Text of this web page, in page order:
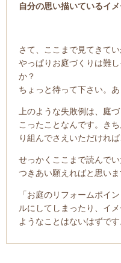
自分の思い描いているイ
さて、ここまで見てきてい
やっぱりお庭づくりは難
か？
ちょっと待って下さい。
上のような失敗例は、庭
こったことなんです。き
り組んでさえいただけれ
せっかくここまで読んで
つきあい願えればと思いま
「お庭のリフォームポイ
ルにしてしまったり、イ
ようなことはないはずです